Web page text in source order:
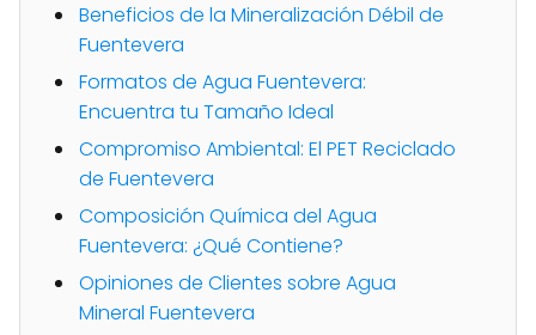
Beneficios de la Mineralización Débil de
Fuentevera
Formatos de Agua Fuentevera:
Encuentra tu Tamaño Ideal
Compromiso Ambiental: El PET Reciclado
de Fuentevera
Composición Química del Agua
Fuentevera: ¿Qué Contiene?
Opiniones de Clientes sobre Agua
Mineral Fuentevera